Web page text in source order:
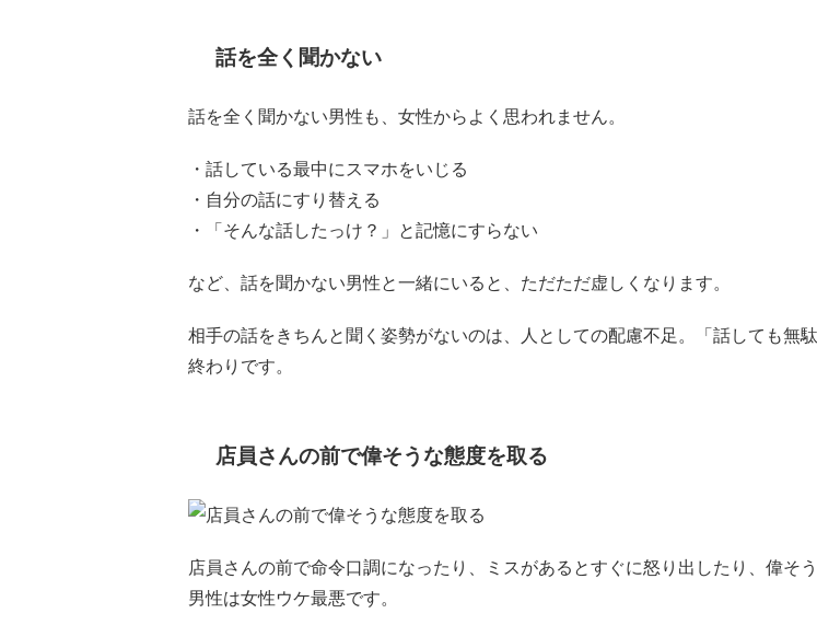
話を全く聞かない
話を全く聞かない男性も、女性からよく思われません。
・話している最中にスマホをいじる
・自分の話にすり替える
・「そんな話したっけ？」と記憶にすらない
など、話を聞かない男性と一緒にいると、ただただ虚しくなります。
相手の話をきちんと聞く姿勢がないのは、人としての配慮不足。「話しても無
終わりです。
店員さんの前で偉そうな態度を取る
店員さんの前で命令口調になったり、ミスがあるとすぐに怒り出したり、偉そ
男性は女性ウケ最悪です。